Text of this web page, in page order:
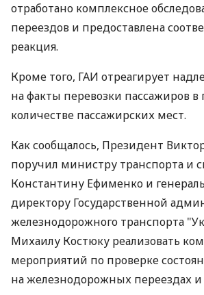
отработано комплексное
переездов и предоставлена
реакция.
Кроме того, ГАИ отреагирует
на факты перевозки пассажиров
количестве пассажирских мест.
Как сообщалось, Президент
поручил министру транспорта и
Константину Ефименко и
директору Государственной
железнодорожного транспорта
Михаилу Костюку реализовать
мероприятий по проверке
на железнодорожных переездах и